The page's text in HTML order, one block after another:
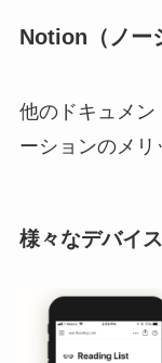
Notion（ノー
他のドキュメン
ーションのメリ
様々なデバイ